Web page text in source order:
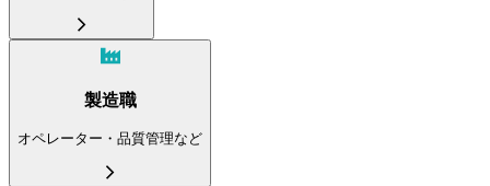
製造職
オペレーター・品質管理など